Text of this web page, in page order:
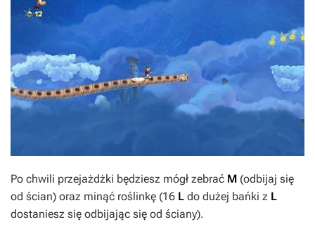
Po chwili przejażdżki będziesz mógł zebrać M (odbijaj się
od ścian) oraz minąć roślinkę (16 L do dużej bańki z L
dostaniesz się odbijając się od ściany).